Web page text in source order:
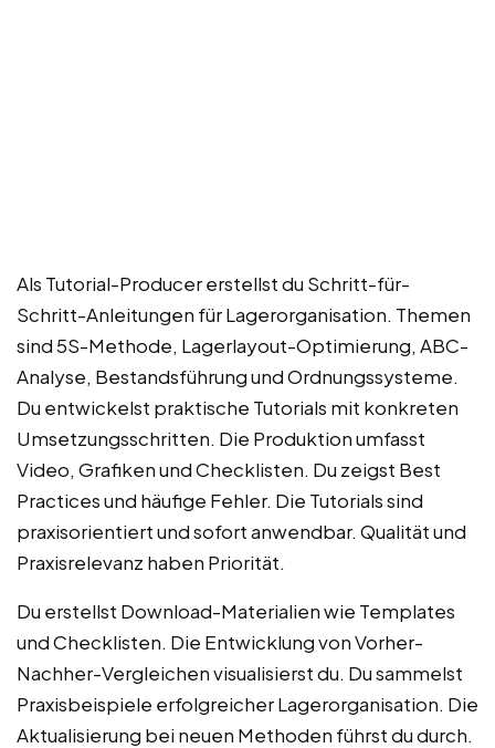
Als Tutorial-Producer erstellst du Schritt-für-
Schritt-Anleitungen für Lagerorganisation. Themen
sind 5S-Methode, Lagerlayout-Optimierung, ABC-
Analyse, Bestandsführung und Ordnungssysteme.
Du entwickelst praktische Tutorials mit konkreten
Umsetzungsschritten. Die Produktion umfasst
Video, Grafiken und Checklisten. Du zeigst Best
Practices und häufige Fehler. Die Tutorials sind
praxisorientiert und sofort anwendbar. Qualität und
Praxisrelevanz haben Priorität.
Du erstellst Download-Materialien wie Templates
und Checklisten. Die Entwicklung von Vorher-
Nachher-Vergleichen visualisierst du. Du sammelst
Praxisbeispiele erfolgreicher Lagerorganisation. Die
Aktualisierung bei neuen Methoden führst du durch.